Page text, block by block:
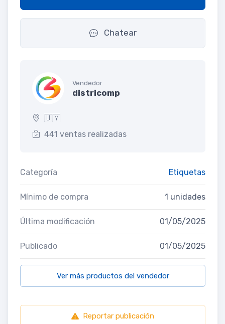
Chatear
Vendedor
districomp
🇺🇾
441 ventas realizadas
Categoría Etiquetas
Mínimo de compra 1 unidades
Última modificación 01/05/2025
Publicado 01/05/2025
Ver más productos del vendedor
Reportar publicación